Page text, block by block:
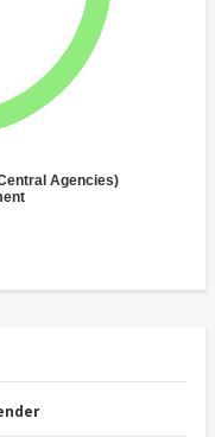
Agencies)